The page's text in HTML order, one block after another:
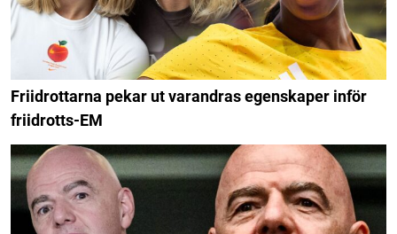
Friidrottarna pekar ut varandras egenskaper inför
friidrotts-EM